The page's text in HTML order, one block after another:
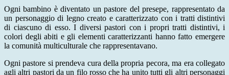
Ogni bambino è diventato un pastore del presepe, rappresentato da
un personaggio di legno creato e caratterizzato con i tratti distintivi
di ciascuno di esso. I diversi pastori con i propri tratti distintivi, i
colori degli abiti e gli elementi caratterizzanti hanno fatto emergere
la comunità multiculturale che rappresentavano.
Ogni pastore si prendeva cura della propria pecora, ma era collegato
agli altri pastori da un filo rosso che ha unito tutti gli altri personaggi